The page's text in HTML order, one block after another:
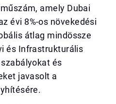
amely Dubai
évi 8%-os növekedési
átlag mindössze
és Infrastrukturális
és
javasolt a